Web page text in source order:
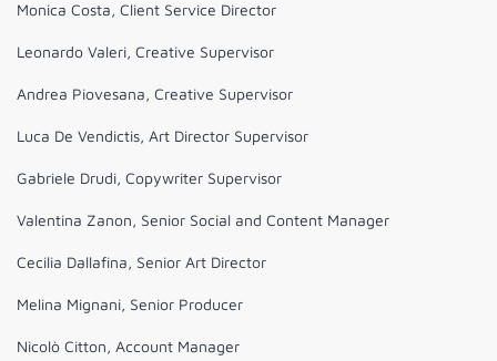
Monica Costa, Client Service Director
Leonardo Valeri, Creative Supervisor
Andrea Piovesana, Creative Supervisor
Luca De Vendictis, Art Director Supervisor
Gabriele Drudi, Copywriter Supervisor
Valentina Zanon, Senior Social and Content Manager
Cecilia Dallafina, Senior Art Director
Melina Mignani, Senior Producer
Nicolò Citton, Account Manager